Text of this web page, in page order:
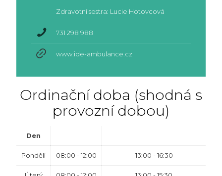
Zdravotní sestra: Lucie Hotovcová
731 298 988
www.ide-ambulance.cz
Ordinační doba (shodná s
provozní dobou)
Den
Pondělí 08:00 - 12:00 13:00 - 16:30